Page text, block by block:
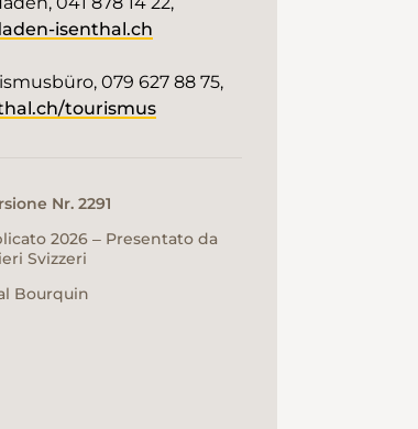
isenthal.ch
079 627 88 75,
tourismus
Nr. 2291
2026 ‒ Presentato da
Svizzeri
Bourquin